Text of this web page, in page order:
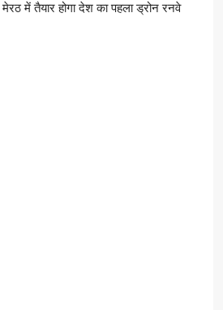
मेरठ में तैयार होगा देश का पहला ड्रोन रनवे